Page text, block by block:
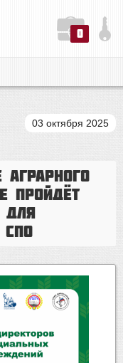
0
03 октября 2025
аграрного
пройдёт
для
СПО